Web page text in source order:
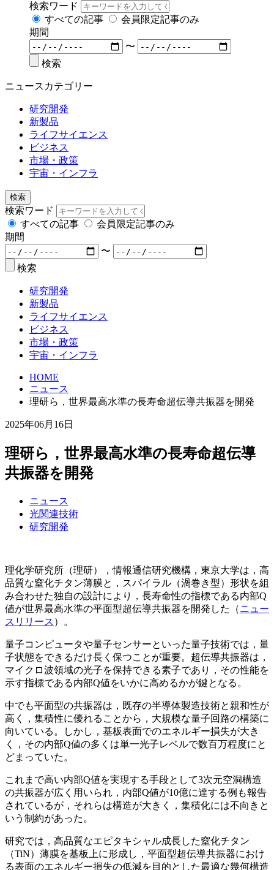
検索ワード
すべての記事
会員限定記事のみ
期間
〜
検索
ニュースカテゴリー
研究開発
新製品
ライフサイエンス
ビジネス
市場・政策
宇宙・インフラ
検索
検索ワード
すべての記事
会員限定記事のみ
期間
〜
検索
研究開発
新製品
ライフサイエンス
ビジネス
市場・政策
宇宙・インフラ
HOME
ニュース
理研ら，世界最高水準の長寿命超伝導共振器を開発
2025年06月16日
理研ら，世界最高水準の長寿命超伝導
共振器を開発
ニュース
光関連技術
研究開発
理化学研究所（理研），情報通信研究機構，東京大学は，高
品質な窒化チタン薄膜と，スパイラル（渦巻き型）形状を組
み合わせた独自の設計により，長寿命性の指標である内部Q
値が世界最高水準の平面型超伝導共振器を開発した（ニュー
スリリース ）。
量子コンピュータや量子センサーといった量子技術では，量
子状態をできるだけ長く保つことが重要。超伝導共振器は，
マイクロ波領域の光子を保持できる素子であり，その性能を
示す指標である内部Q値をいかに高めるかが鍵となる。
中でも平面型の共振器は，既存の半導体製造技術と親和性が
高く，集積性に優れることから，大規模な量子回路の構築に
向いている。しかし，基板表面でのエネルギー損失が大き
く，その内部Q値の多くは単一光子レベルで数百万程度にと
どまっていた。
これまで高い内部Q値を実現する手段として3次元空洞構造
の共振器が広く用いられ，内部Q値が10億に達する例も報告
されているが，それらは構造が大きく，集積化には不向きと
いう制約があった。
研究では，高品質なエピタキシャル成長した窒化チタン
（TiN）薄膜を基板上に形成し，平面型超伝導共振器におけ
る表面のエネルギー損失の低減を目的とした最適な幾何構造